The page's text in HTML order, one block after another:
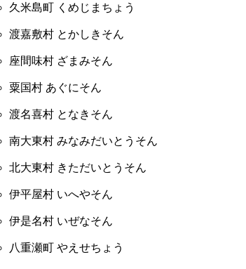
久米島町 くめじまちょう
渡嘉敷村 とかしきそん
座間味村 ざまみそん
粟国村 あぐにそん
渡名喜村 となきそん
南大東村 みなみだいとうそん
北大東村 きただいとうそん
伊平屋村 いへやそん
伊是名村 いぜなそん
八重瀬町 やえせちょう